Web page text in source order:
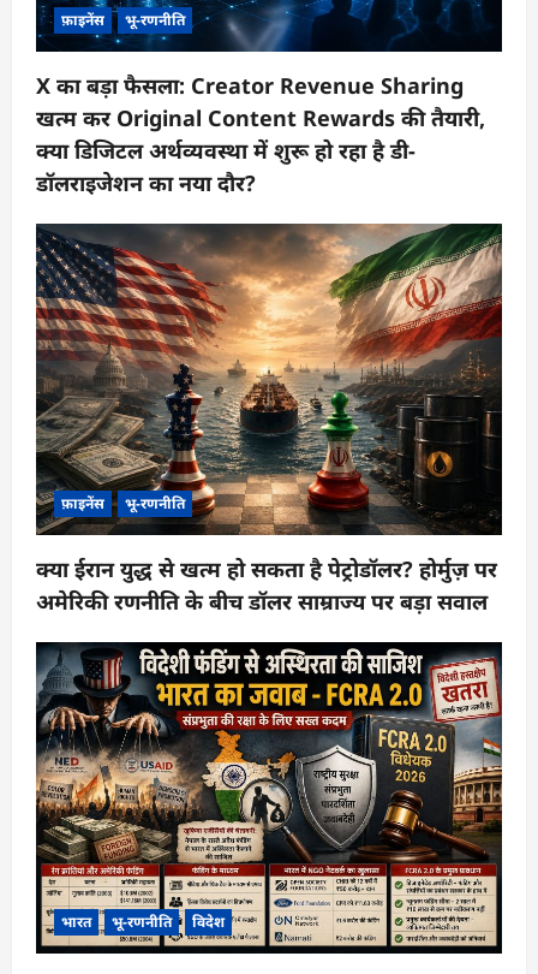
फ़ाइनेंस भू-रणनीति
X का बड़ा फैसला: Creator Revenue Sharing
खत्म कर Original Content Rewards की तैयारी,
क्या डिजिटल अर्थव्यवस्था में शुरू हो रहा है डी-
डॉलराइजेशन का नया दौर?
फ़ाइनेंस भू-रणनीति
क्या ईरान युद्ध से खत्म हो सकता है पेट्रोडॉलर? होर्मुज़ पर
अमेरिकी रणनीति के बीच डॉलर साम्राज्य पर बड़ा सवाल
भारत भू-रणनीति विदेश